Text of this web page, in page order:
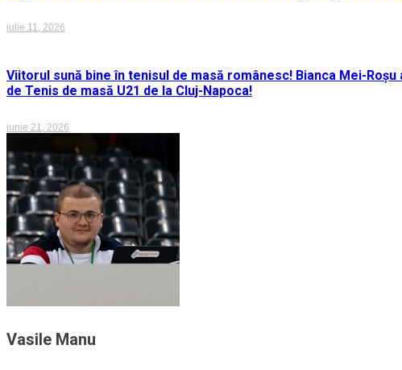
iulie 11, 2026
Viitorul sună bine în tenisul de masă românesc! Bianca Mei-
de Tenis de masă U21 de la Cluj-Napoca!
iunie 21, 2026
Vasile Manu